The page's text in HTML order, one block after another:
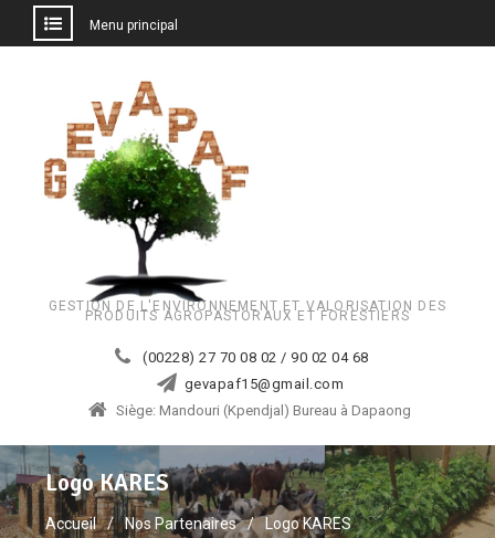
Menu principal
GESTION DE L'ENVIRONNEMENT ET VALORISATION DES
PRODUITS AGROPASTORAUX ET FORESTIERS
(00228) 27 70 08 02 / 90 02 04 68
gevapaf15@gmail.com
Siège: Mandouri (Kpendjal) Bureau à Dapaong
Logo KARES
Accueil Nos Partenaires Logo KARES